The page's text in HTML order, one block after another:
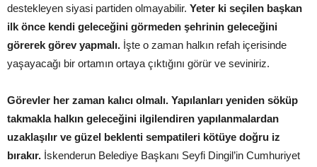
destekleyen siyasi partiden olmayabilir. Yeter ki seçilen başkan
ilk önce kendi geleceğini görmeden şehrinin geleceğini
görerek görev yapmalı. İşte o zaman halkın refah içerisinde
yaşayacağı bir ortamın ortaya çıktığını görür ve seviniriz.
Görevler her zaman kalıcı olmalı. Yapılanları yeniden söküp
takmakla halkın geleceğini ilgilendiren yapılanmalardan
uzaklaşılır ve güzel beklenti sempatileri kötüye doğru iz
bırakır. İskenderun Belediye Başkanı Seyfi Dingil’in Cumhuriyet